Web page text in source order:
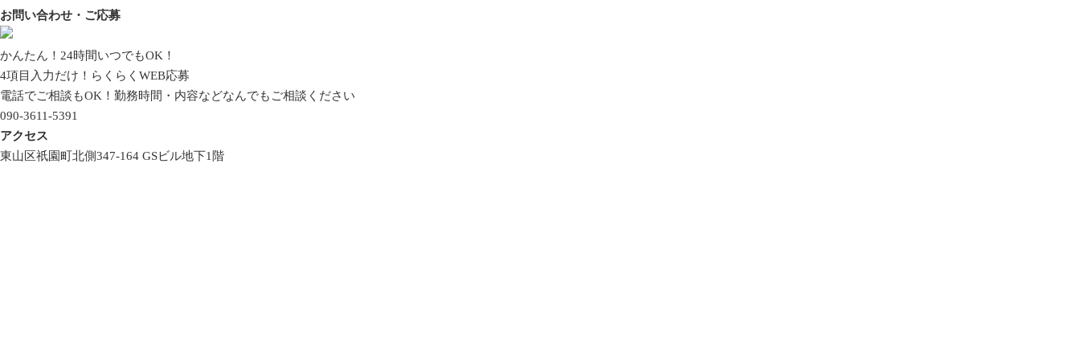
お問い合わせ・ご応募
かんたん！24時間いつでもOK！
4項目入力だけ！ らくらくWEB応募
電話でご相談もOK！ 勤務時間・内容などなんでもご相談ください
090-3611-5391
アクセス
東山区祇園町北側347-164 GSビル地下1階